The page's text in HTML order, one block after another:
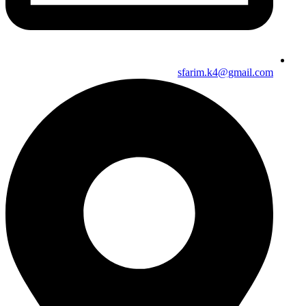
sfarim.k4@gmail.com